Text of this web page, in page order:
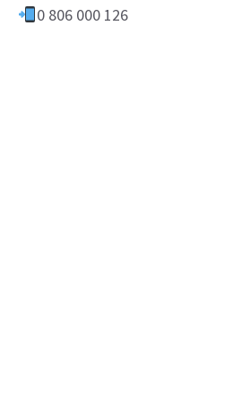
0 806 000 126